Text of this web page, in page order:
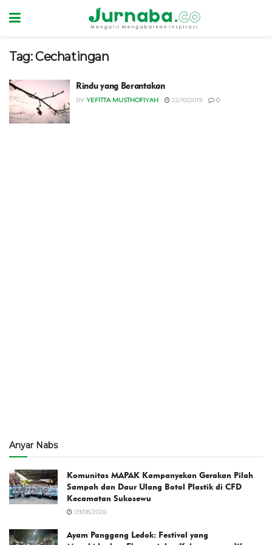
Tag:Cechatingan
Rindu yang Berantakan
BY YEFITTA MUSTHOFIYAH 22/10/2019 0
Anyar Nabs
Komunitas MAPAK Kampanyekan Gerakan Pilah
Sampah dan Daur Ulang Botol Plastik di CFD
Kecamatan Sukosewu
09/08/2026
Ayam Panggang Ledok: Festival yang